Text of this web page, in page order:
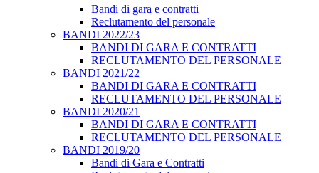
Bandi di gara e contratti
Reclutamento del personale
BANDI 2022/23
BANDI DI GARA E CONTRATTI
RECLUTAMENTO DEL PERSONALE
BANDI 2021/22
BANDI DI GARA E CONTRATTI
RECLUTAMENTO DEL PERSONALE
BANDI 2020/21
BANDI DI GARA E CONTRATTI
RECLUTAMENTO DEL PERSONALE
BANDI 2019/20
Bandi di Gara e Contratti